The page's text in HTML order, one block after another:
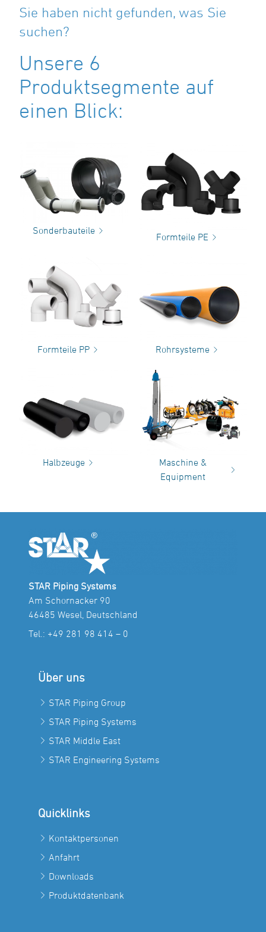
PLZ 98000-99999
Sie haben nicht gefunden, was Sie
suchen?
Unsere 6
Produktsegmente auf
einen Blick:
Sonderbauteile
Formteile PE
Formteile PP Rohrsysteme
Halbzeuge
Maschine &
Equipment
STAR Piping Systems
Am Schornacker 90
46485 Wesel, Deutschland
Tel.: +49 281 98 414 – 0
Über uns
STAR Piping Group
STAR Piping Systems
STAR Middle East
STAR Engineering Systems
Quicklinks
Kontaktpersonen
Anfahrt
Downloads
Produktdatenbank